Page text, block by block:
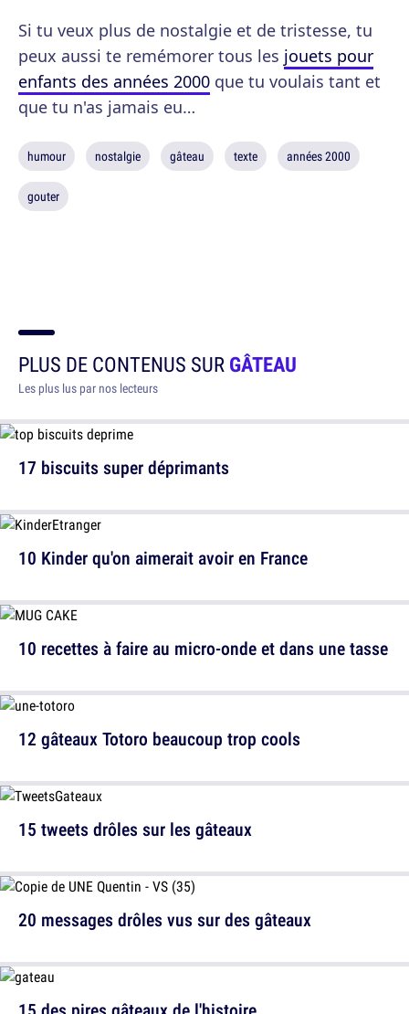
Si tu veux plus de nostalgie et de tristesse, tu
peux aussi te remémorer tous les jouets pour
enfants des années 2000 que tu voulais tant et
que tu n'as jamais eu…
humour nostalgie gâteau texte années 2000
gouter
PLUS DE CONTENUS SURGÂTEAU
Les plus lus par nos lecteurs
17 biscuits super déprimants
10 recettes à faire au micro-onde et dans une tasse
15 tweets drôles sur les gâteaux
10 Kinder qu'on aimerait avoir en France
12 gâteaux Totoro beaucoup trop cools
20 messages drôles vus sur des gâteaux